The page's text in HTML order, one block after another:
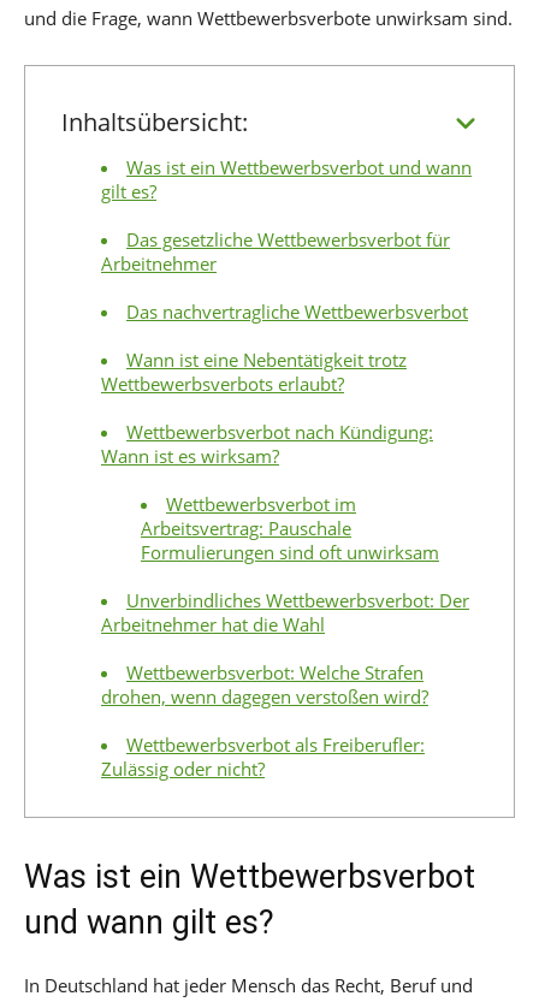
und die Frage, wann Wettbewerbsverbote unwirksam sind.
Inhaltsübersicht:
Was ist ein Wettbewerbsverbot und wann
gilt es?
Das gesetzliche Wettbewerbsverbot für
Arbeitnehmer
Das nachvertragliche Wettbewerbsverbot
Wann ist eine Nebentätigkeit trotz
Wettbewerbsverbots erlaubt?
Wettbewerbsverbot nach Kündigung:
Wann ist es wirksam?
Wettbewerbsverbot im
Arbeitsvertrag: Pauschale
Formulierungen sind oft unwirksam
Unverbindliches Wettbewerbsverbot: Der
Arbeitnehmer hat die Wahl
Wettbewerbsverbot: Welche Strafen
drohen, wenn dagegen verstoßen wird?
Wettbewerbsverbot als Freiberufler:
Zulässig oder nicht?
Was ist ein Wettbewerbsverbot
und wann gilt es?
In Deutschland hat jeder Mensch das Recht, Beruf und